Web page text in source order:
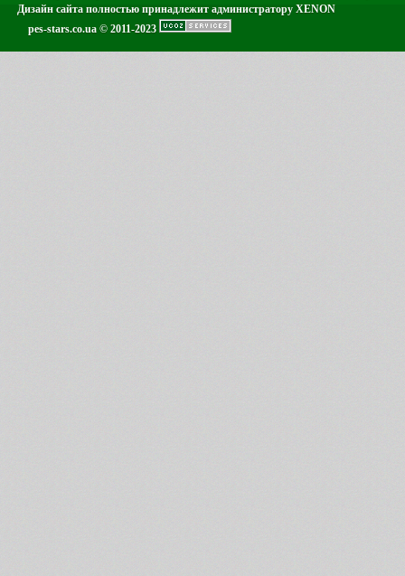
Дизайн сайта полностью принадлежит администратору XENON
pes-stars.co.ua © 2011-2023